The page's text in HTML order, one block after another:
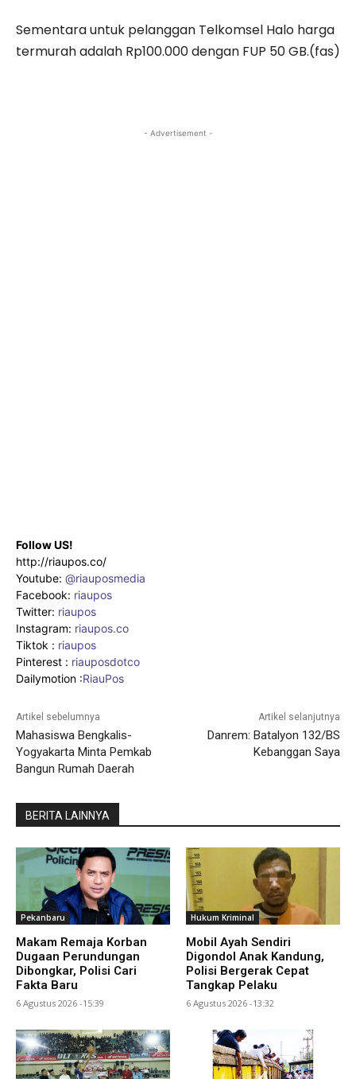
Sementara untuk pelanggan Telkomsel Halo harga
termurah adalah Rp100.000 dengan FUP 50 GB.(fas)
- Advertisement -
Follow US!
http://riaupos.co/
Youtube: @riauposmedia
Facebook: riaupos
Twitter: riaupos
Instagram: riaupos.co
Tiktok : riaupos
Pinterest : riauposdotco
Dailymotion :RiauPos
Artikel sebelumnya
Mahasiswa Bengkalis-
Yogyakarta Minta Pemkab
Bangun Rumah Daerah
Artikel selanjutnya
Danrem: Batalyon 132/BS
Kebanggan Saya
BERITA LAINNYA
Pekanbaru
Makam Remaja Korban
Dugaan Perundungan
Dibongkar, Polisi Cari
Fakta Baru
6 Agustus 2026 -15:39
Hukum Kriminal
Mobil Ayah Sendiri
Digondol Anak Kandung,
Polisi Bergerak Cepat
Tangkap Pelaku
6 Agustus 2026 -13:32